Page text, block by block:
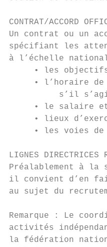
CONTRAT/ACCORD
Un contrat ou un
spécifiant les
à l’échelle
• les
• l’horaire
s’il
• le salaire
• lieux
• les voies
LIGNES DIRECTRICES
Préalablement à
il convient d’en
au sujet du
Remarque : Le
activités
la fédération